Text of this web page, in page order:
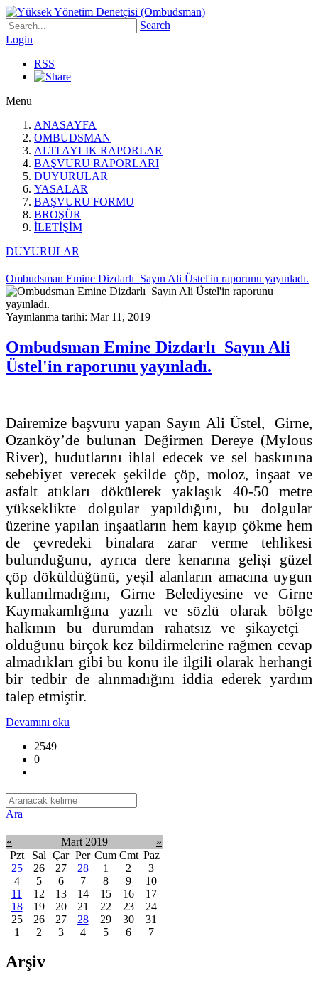
Search
Login
RSS
Menu
ANASAYFA
OMBUDSMAN
ALTI AYLIK RAPORLAR
BAŞVURU RAPORLARI
DUYURULAR
YASALAR
BAŞVURU FORMU
BROŞÜR
İLETİŞİM
DUYURULAR
Ombudsman Emine Dizdarlı Sayın Ali Üstel'in raporunu yayınladı.
Yayınlanma tarihi: Mar 11, 2019
Ombudsman Emine Dizdarlı Sayın Ali
Üstel'in raporunu yayınladı.
Dairemize başvuru yapan Sayın Ali Üstel, Girne,
Ozanköy’de bulunan Değirmen Dereye (Mylous
River), hudutlarını ihlal edecek ve sel baskınına
sebebiyet verecek şekilde çöp, moloz, inşaat ve
asfalt atıkları dökülerek yaklaşık 40-50 metre
yükseklikte dolgular yapıldığını, bu dolgular
üzerine yapılan inşaatların hem kayıp çökme hem
de çevredeki binalara zarar verme tehlikesi
bulunduğunu, ayrıca dere kenarına gelişi güzel
çöp döküldüğünü, yeşil alanların amacına uygun
kullanılmadığını, Girne Belediyesine ve Girne
Kaymakamlığına yazılı ve sözlü olarak bölge
halkının bu durumdan rahatsız ve şikayetçi
olduğunu birçok kez bildirmelerine rağmen cevap
almadıkları gibi bu konu ile ilgili olarak herhangi
bir tedbir de alınmadığını iddia ederek yardım
talep etmiştir.
Devamını oku
2549
0
Ara
« Mart 2019
»
Pzt
Sal Çar Per Cum Cmt Paz
25
26 27 28 1 2
3
4
5 6 7 8 9
10
11
12 13 14 15 16
17
18
19 20 21 22 23
24
25
26 27 28 29 30
31
1
2 3 4 5 6 7
Arşiv